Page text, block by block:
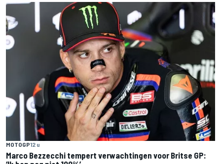
MOTOGP12 u
Marco Bezzecchi tempert verwachtingen voor Britse GP: